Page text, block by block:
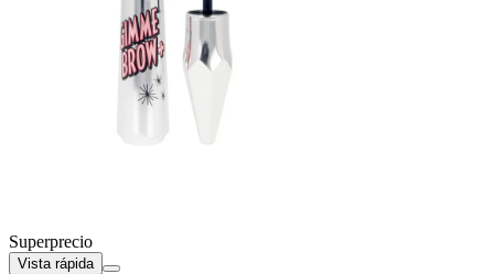
Superprecio
Vista rápida